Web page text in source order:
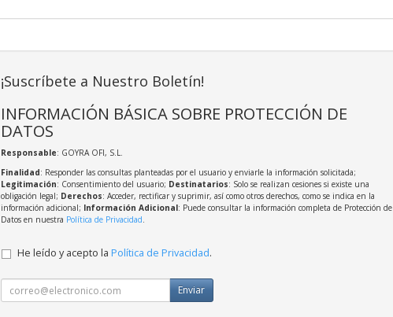
¡Suscríbete a Nuestro Boletín!
INFORMACIÓN BÁSICA SOBRE PROTECCIÓN DE
DATOS
Responsable: GOYRA OFI, S.L.
Finalidad: Responder las consultas planteadas por el usuario y enviarle la información solicitada;
Legitimación: Consentimiento del usuario; Destinatarios: Solo se realizan cesiones si existe una
obligación legal; Derechos: Acceder, rectificar y suprimir, así como otros derechos, como se indica en la
información adicional; Información Adicional: Puede consultar la información completa de Protección de
Datos en nuestra Política de Privacidad.
He leído y acepto la Política de Privacidad.
Enviar